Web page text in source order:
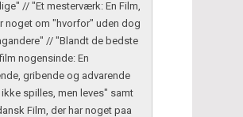
// "Et mesterværk: En Film,
noget om "hvorfor" uden dog
// "Blandt de bedste
nogensinde: En
gribende og advarende
spilles, men leves" samt
Film, der har noget paa